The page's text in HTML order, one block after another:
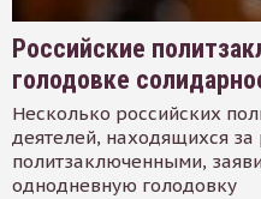
Российские
голодовке
Несколько российских
деятелей, находящихся
политзаключенными,
однодневную голодовку